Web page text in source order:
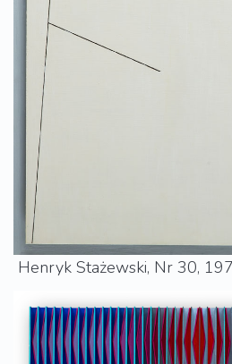
Henryk Stażewski, Nr 30,